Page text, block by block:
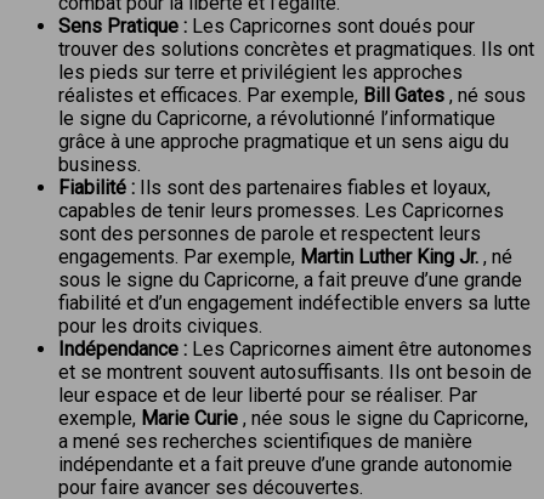
Sens Pratique : Les Capricornes sont doués pour
trouver des solutions concrètes et pragmatiques. Ils ont
les pieds sur terre et privilégient les approches
réalistes et efficaces. Par exemple, Bill Gates , né sous
le signe du Capricorne, a révolutionné l’informatique
grâce à une approche pragmatique et un sens aigu du
business.
Fiabilité :
Ils sont des partenaires fiables et loyaux,
capables de tenir leurs promesses. Les Capricornes
sont des personnes de parole et respectent leurs
engagements. Par exemple, Martin Luther King Jr. , né
sous le signe du Capricorne, a fait preuve d’une grande
fiabilité et d’un engagement indéfectible envers sa lutte
pour les droits civiques.
Indépendance : Les Capricornes aiment être autonomes
et se montrent souvent autosuffisants. Ils ont besoin de
leur espace et de leur liberté pour se réaliser. Par
exemple, Marie Curie , née sous le signe du Capricorne,
a mené ses recherches scientifiques de manière
indépendante et a fait preuve d’une grande autonomie
pour faire avancer ses découvertes.